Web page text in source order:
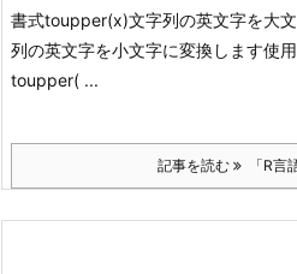
書式toupper(x)文字列の英文字を大
列の英文字を小文字に変換します使
toupper( ...
記事を読む 「R言